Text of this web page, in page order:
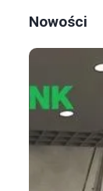
Nowości